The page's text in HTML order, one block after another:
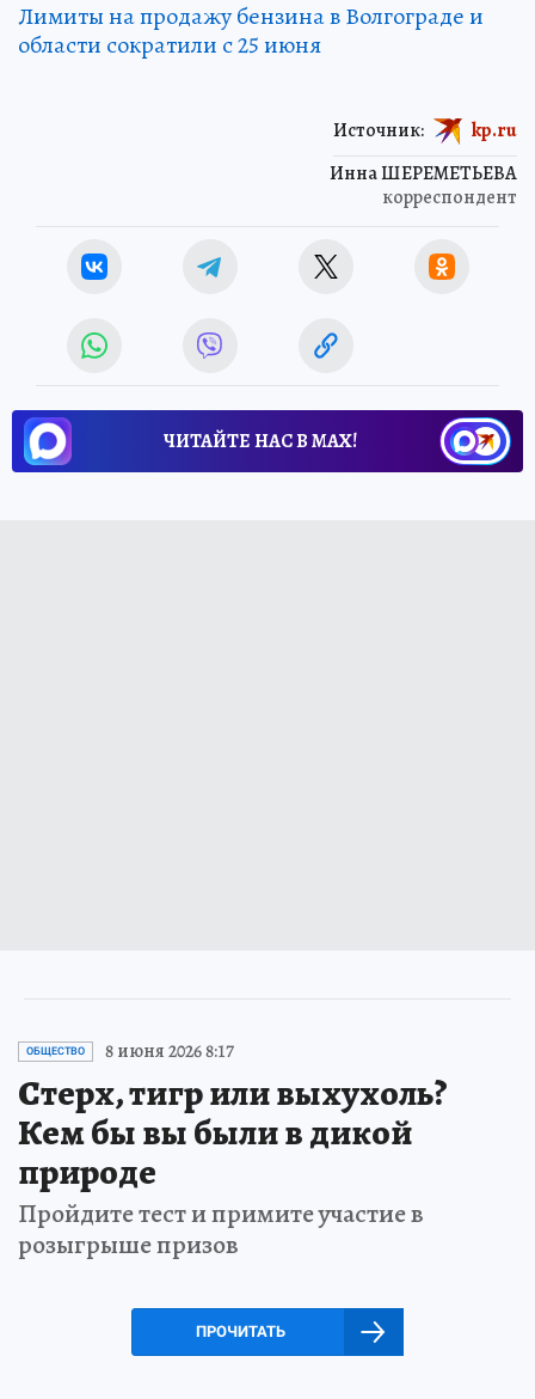
Лимиты на продажу бензина в Волгограде и
области сократили с 25 июня
Инна ШЕРЕМЕТЬЕВА
корреспондент
Источник: kp.ru
ЧИТАЙТЕ НАС В МАХ!
ОБЩЕСТВО 8 июня 2026 8:17
Стерх, тигр или выхухоль?
Кем бы вы были в дикой
природе
Пройдите тест и примите участие в
розыгрыше призов
ПРОЧИТАТЬ